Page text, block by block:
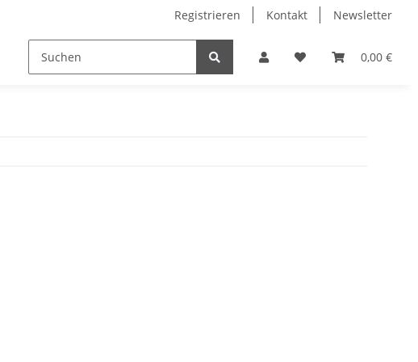
Registrieren Kontakt Newsletter
0,00 €